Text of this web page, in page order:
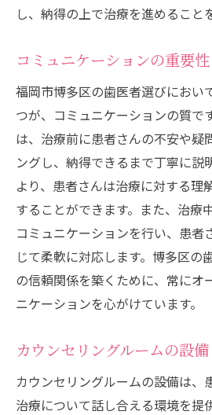
し、納得の上で治療を進めること
コミュニケーションの重要性
福岡市博多区の歯医者選びにおい
つが、コミュニケーションの質で
は、治療前に患者さんの不安や疑
ングし、納得できるまで丁寧に説
より、患者さんは治療に対する理
することができます。また、治療
コミュニケーションを行い、患者
じて柔軟に対応します。博多区の
の信頼関係を築くために、常にオ
ニケーションを心がけています。
カウンセリングルームの設備
カウンセリングルームの設備は、
治療について話し合える環境を提